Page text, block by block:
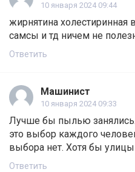
10 января 2024 09:44
жирнятина
самсы и тд ничем не
Ответить
Машинист
10 января 2024 09:33
Лучше бы пылью
это выбор каждого
выбора нет. Хотя бы
Ответить